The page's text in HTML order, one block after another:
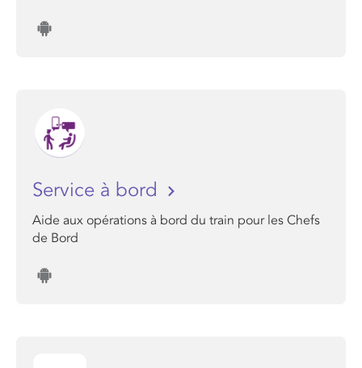
Service à bord
Aide aux opérations à bord du train pour les Chefs
de Bord